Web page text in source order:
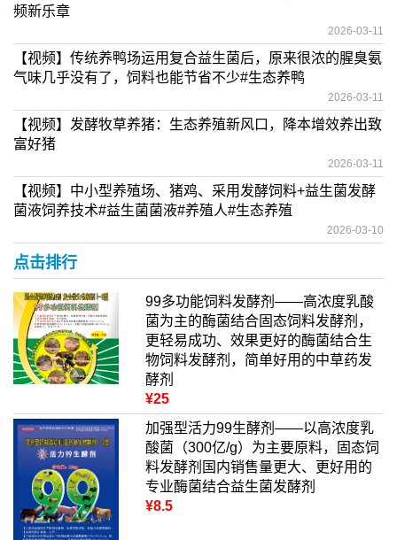
频新乐章
2026-03-11
【视频】传统养鸭场运用复合益生菌后，原来很浓的腥臭氨
气味几乎没有了，饲料也能节省不少#生态养鸭
2026-03-11
【视频】发酵牧草养猪：生态养殖新风口，降本增效养出致
富好猪
2026-03-11
【视频】中小型养殖场、猪鸡、采用发酵饲料+益生菌发酵
菌液饲养技术#益生菌菌液#养殖人#生态养殖
2026-03-10
点击排行
99多功能饲料发酵剂——高浓度乳酸
菌为主的酶菌结合固态饲料发酵剂，
更轻易成功、效果更好的酶菌结合生
物饲料发酵剂，简单好用的中草药发
酵剂
¥25
加强型活力99生酵剂——以高浓度乳
酸菌（300亿/g）为主要原料，固态饲
料发酵剂国内销售量更大、更好用的
专业酶菌结合益生菌发酵剂
¥8.5